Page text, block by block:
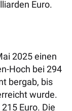
Euro.
2025 einen
Hoch bei 294
bergab, bis
wurde.
Euro. Die